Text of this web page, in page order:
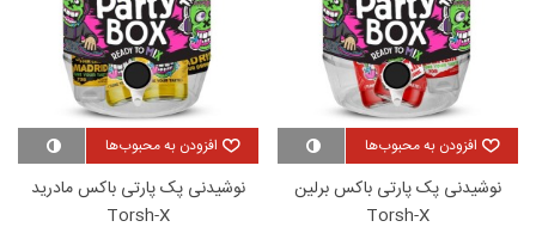
افزودن به محبوب‌ها
نوشیدنی پک پارتی باکس برلین
Torsh-X
افزودن به محبوب‌ها
نوشیدنی پک پارتی باکس مادرید
Torsh-X